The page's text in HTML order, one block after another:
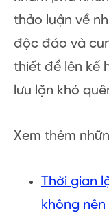
thảo luận về
độc đáo và
thiết để lên kế
lưu lặn khó
Xem thêm
Thời gian
không